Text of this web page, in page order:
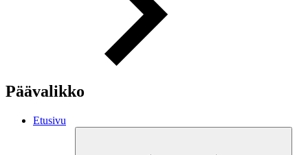
Päävalikko
Etusivu